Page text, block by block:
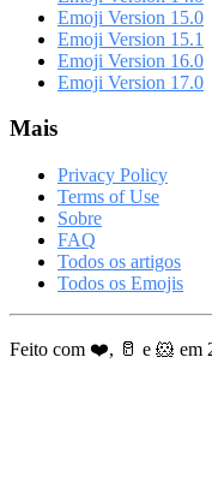
Emoji Version 15.0
Emoji Version 15.1
Emoji Version 16.0
Emoji Version 17.0
Mais
Privacy Policy
Terms of Use
Sobre
FAQ
Todos os artigos
Todos os Emojis
Feito com ❤️, 🥛 e 🐹 em